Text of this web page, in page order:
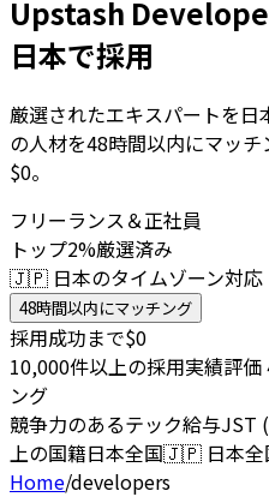
Upstash
日本で採用
厳選されたエキスパートを
の人材を48時間以内にマッ
$0。
フリーランス＆正社員
トップ2%厳選済み
🇯🇵 日本のタイムゾーン対応
48時間以内にマッチング
採用成功まで$0
10,000件以上の採用実績評価
ング
競争力のあるテック給与JST
上の国籍日本全国🇯🇵 日本
Home/developers